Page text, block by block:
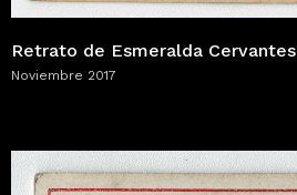
Retrato de Esmeralda Cervantes
Noviembre 2017